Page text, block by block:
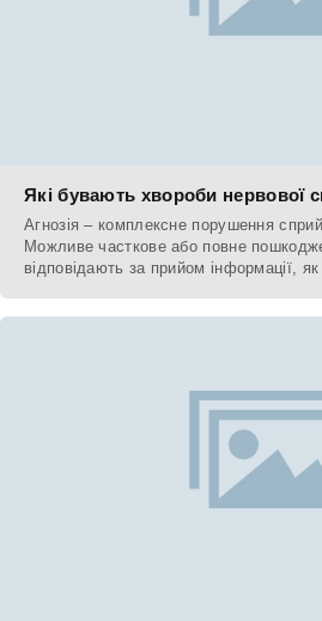
Які бувають хвороби нервової
Агнозія – комплексне порушення
Можливе часткове або повне
відповідають за прийом інформації, як